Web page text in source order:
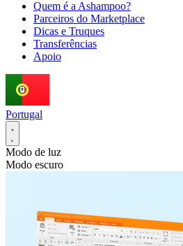
Quem é a Ashampoo?
Parceiros do Marketplace
Dicas e Truques
Transferências
Apoio
Portugal
Modo de luz
Modo escuro